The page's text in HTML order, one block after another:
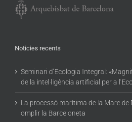
Noticies recents
Seminari d’Ecologia Integral:
de la intel·ligència artificial per a
La processó marítima de la Mare de
omplir la Barceloneta